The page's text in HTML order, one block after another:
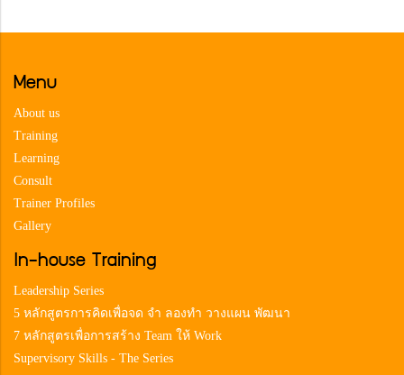
Menu
About us
Training
Learning
Consult
Trainer Profiles
Gallery
In-house Training
Leadership Series
5 หลักสูตรการคิดเพื่อจด จำ ลองทำ วางแผน พัฒนา
7 หลักสูตรเพื่อการสร้าง Team ให้ Work
Supervisory Skills - The Series